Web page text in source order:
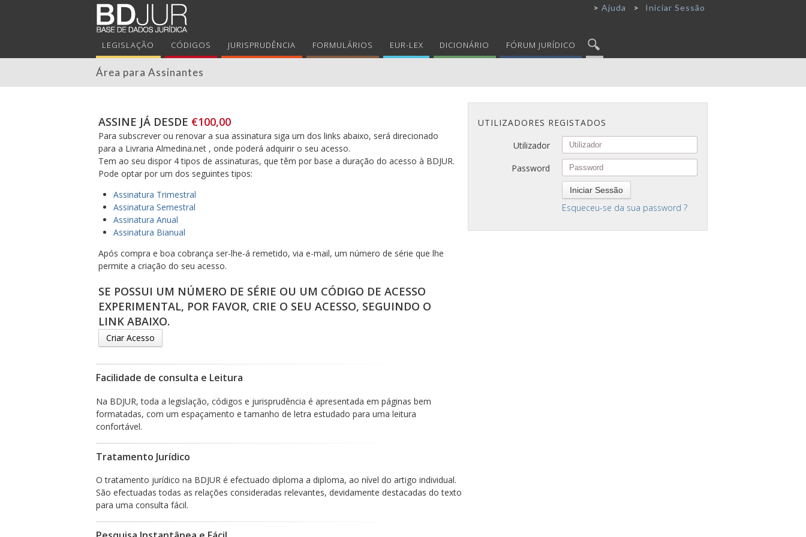
Ajuda Iniciar Sessão
LEGISLAÇÃO CÓDIGOS JURISPRUDÊNCIA FORMULÁRIOS EUR-LEX DICIONÁRIO FÓRUM JURÍDICO
Área para Assinantes
UTILIZADORES REGISTADOS
Utilizador
Password
Iniciar Sessão
Esqueceu-se da sua password ?
ASSINE JÁ DESDE €100,00
Para subscrever ou renovar a sua assinatura siga um dos links abaixo, será direcionado
para a Livraria Almedina.net , onde poderá adquirir o seu acesso.
Tem ao seu dispor 4 tipos de assinaturas, que têm por base a duração do acesso à BDJUR.
Pode optar por um dos seguintes tipos:
Assinatura Trimestral
Assinatura Semestral
Assinatura Anual
Assinatura Bianual
Após compra e boa cobrança ser-lhe-á remetido, via e-mail, um número de série que lhe
permite a criação do seu acesso.
SE POSSUI UM NÚMERO DE SÉRIE OU UM CÓDIGO DE ACESSO
EXPERIMENTAL, POR FAVOR, CRIE O SEU ACESSO, SEGUINDO O
LINK ABAIXO.
Criar Acesso
Facilidade de consulta e Leitura
Na BDJUR, toda a legislação, códigos e jurisprudência é apresentada em páginas bem
formatadas, com um espaçamento e tamanho de letra estudado para uma leitura
confortável.
Tratamento Jurídico
O tratamento jurídico na BDJUR é efectuado diploma a diploma, ao nível do artigo individual.
São efectuadas todas as relações consideradas relevantes, devidamente destacadas do texto
para uma consulta fácil.